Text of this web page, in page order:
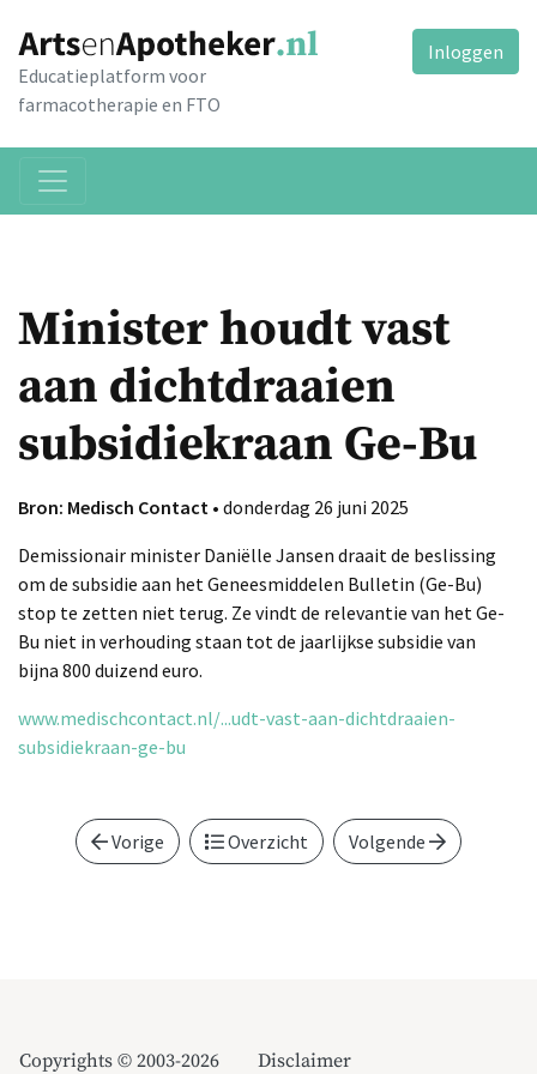
Educatieplatform voor
farmacotherapie en FTO
Inloggen
Minister houdt vast
aan dichtdraaien
subsidiekraan Ge-Bu
Bron: Medisch Contact • donderdag 26 juni 2025
Demissionair minister Daniëlle Jansen draait de beslissing
om de subsidie aan het Geneesmiddelen Bulletin (Ge-Bu)
stop te zetten niet terug. Ze vindt de relevantie van het Ge-
Bu niet in verhouding staan tot de jaarlijkse subsidie van
bijna 800 duizend euro.
www.medischcontact.nl/...udt-vast-aan-dichtdraaien-
subsidiekraan-ge-bu
Vorige Overzicht Volgende
Copyrights © 2003-2026 Disclaimer